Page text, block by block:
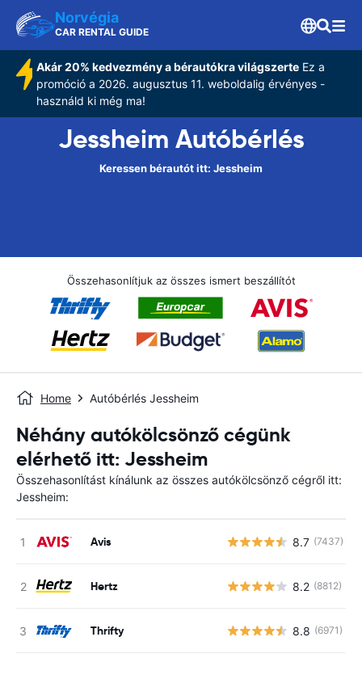
Norvégia
CAR RENTAL GUIDE
Akár 20% kedvezmény a bérautókra világszerteEz a
promóció a 2026. augusztus 11. weboldalig érvényes -
használd ki még ma!
Jessheim Autóbérlés
Keressen bérautót itt: Jessheim
Összehasonlítjuk az összes ismert beszállítót
Home Autóbérlés Jessheim
Néhány autókölcsönző cégünk
elérhető itt: Jessheim
Összehasonlítást kínálunk az összes autókölcsönző cégről itt:
Jessheim:
Avis 8.7 (7437)
Hertz 8.2 (8812)
Thrifty 8.8 (6971)